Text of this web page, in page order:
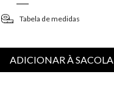
Tabela de medidas
ADICIONAR À SACOLA